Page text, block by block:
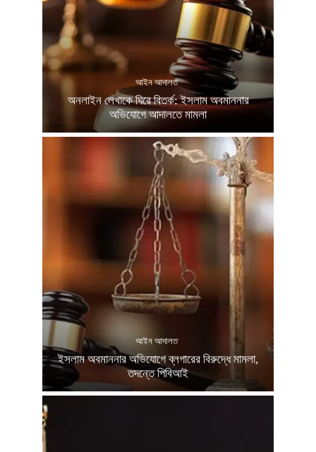
আইন আদালত
অনলাইন লেখাকে ঘিরে বিতর্ক: ইসলাম অবমাননার
অভিযোগে আদালতে মামলা
আইন আদালত
ইসলাম অবমাননার অভিযোগে ব্লগারের বিরুদ্ধে মামলা,
তদন্তে পিবিআই